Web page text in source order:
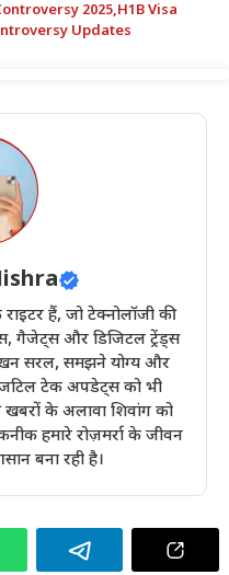
2025,H1B Visa
Updates
हैं, जो टेक्नोलॉजी की
गैजेट्स और डिजिटल ट्रेंड्स
सरल, समझने योग्य और
टेक अपडेट्स को भी
के अलावा शिवांग को
हमारे रोज़मर्रा के जीवन
बना रही है।